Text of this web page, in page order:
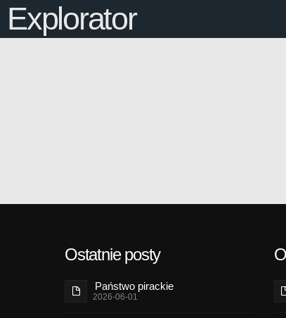
Explorator
Ostatnie posty
Państwo pirackie
2026-06-01